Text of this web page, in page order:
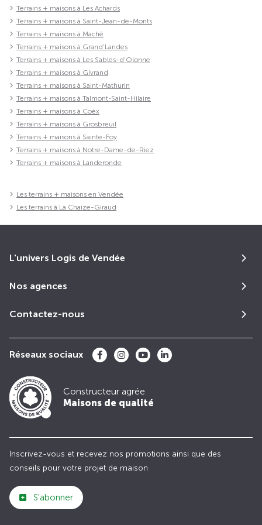
Terrains + maisons à Les Achards
Terrains + maisons à Saint-Jean-de-Monts
Terrains + maisons à Maché
Terrains + maisons à Grand'Landes
Terrains + maisons à Les Sables-d'Olonne
Terrains + maisons à Givrand
Terrains + maisons à Saint-Mathurin
Terrains + maisons à Talmont-Saint-Hilaire
Terrains + maisons à Coëx
Terrains + maisons à Grosbreuil
Terrains + maisons à Sainte-Foy
Terrains + maisons à Notre-Dame-de-Riez
Terrains + maisons à Landeronde
Les terrains + maisons en Vendée
Les terrains à La Chaize-Giraud
L'univers Logis de Vendée
Nos agences
Contactez-nous
Réseaux sociaux
Constructeur agrée
Maisons de qualité
Inscrivez-vous et recevez nos promotions ainsi que des
conseils pour votre projet de maison
S'abonner